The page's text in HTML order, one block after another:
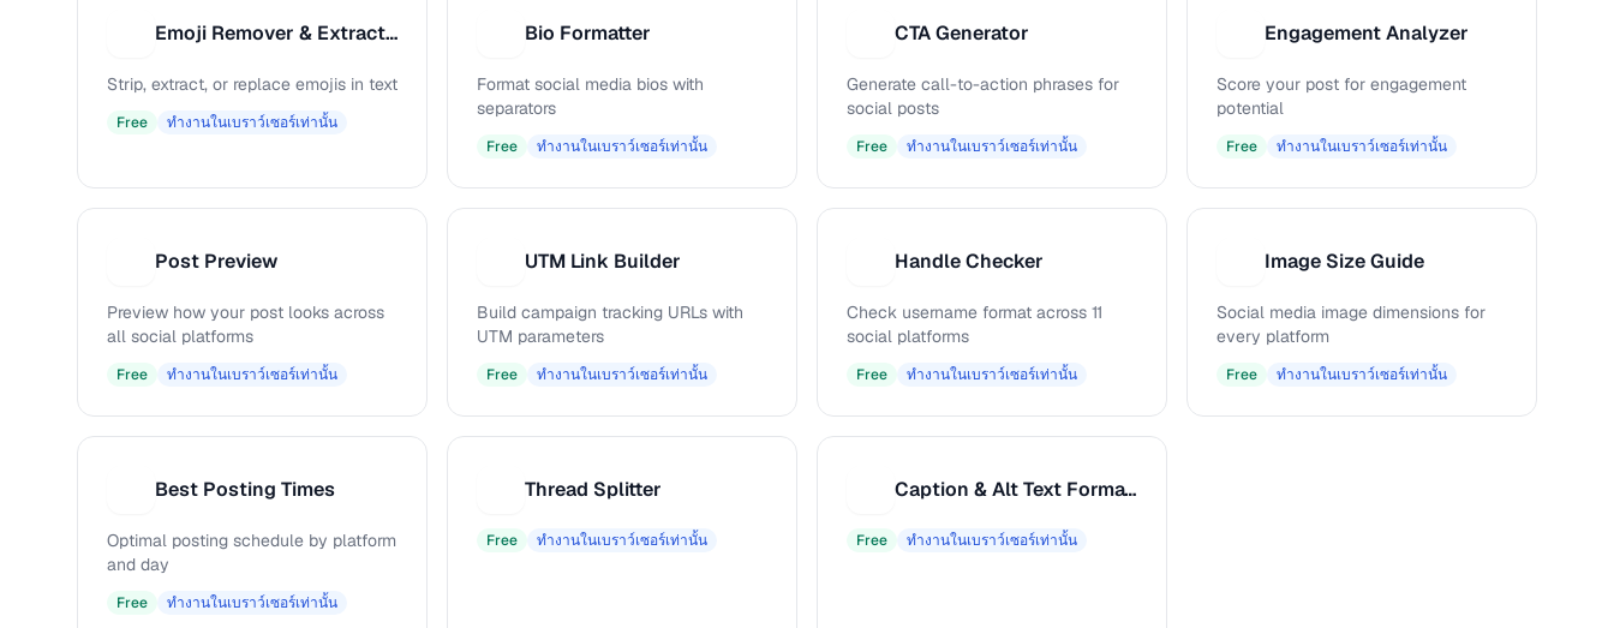
Emoji Remover & Extractor
Strip, extract, or replace emojis in text
Free ทำงานในเบราว์เซอร์เท่านั้น
Bio Formatter
Format social media bios with
separators
Free ทำงานในเบราว์เซอร์เท่านั้น
CTA Generator
Generate call-to-action phrases for
social posts
Free ทำงานในเบราว์เซอร์เท่านั้น
Engagement Analyzer
Score your post for engagement
potential
Free ทำงานในเบราว์เซอร์เท่านั้น
Post Preview
Preview how your post looks across
all social platforms
Free ทำงานในเบราว์เซอร์เท่านั้น
UTM Link Builder
Build campaign tracking URLs with
UTM parameters
Free ทำงานในเบราว์เซอร์เท่านั้น
Handle Checker
Check username format across 11
social platforms
Free ทำงานในเบราว์เซอร์เท่านั้น
Image Size Guide
Social media image dimensions for
every platform
Free ทำงานในเบราว์เซอร์เท่านั้น
Best Posting Times
Optimal posting schedule by platform
and day
Free ทำงานในเบราว์เซอร์เท่านั้น
Thread Splitter
Free ทำงานในเบราว์เซอร์เท่านั้น
Caption & Alt Text Formatter
Free ทำงานในเบราว์เซอร์เท่านั้น